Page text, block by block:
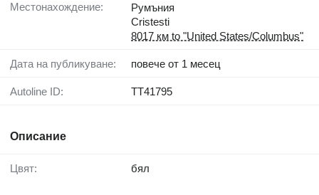
Местонахождение:
Румъния
Cristesti
8017 км to "United States/Columbus"
Дата на публикуване: повече от 1 месец
Autoline ID: TT41795
Описание
Цвят: бял